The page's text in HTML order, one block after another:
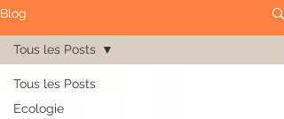
Blog
Tous les Posts
Ecologie
Tous les Posts